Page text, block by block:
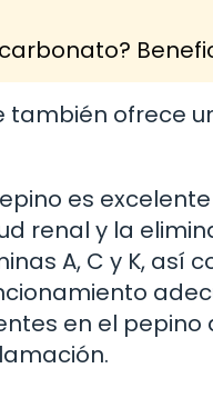
también ofrece
es
renal y la
A, C y K, así
en el